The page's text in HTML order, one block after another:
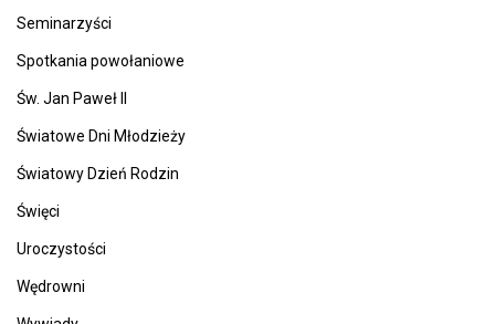
Seminarzyści
Spotkania powołaniowe
Św. Jan Paweł II
Światowe Dni Młodzieży
Światowy Dzień Rodzin
Święci
Uroczystości
Wędrowni